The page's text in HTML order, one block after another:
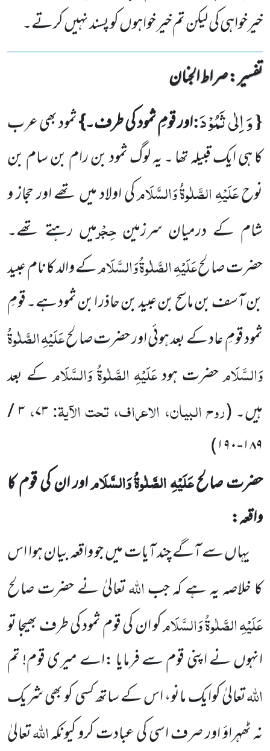
خیرخواہی کی لیکن تم خیر خواہوں کو پسند نہیں کرتے۔
تفسیر : ‎صراط الجنان
{وَ اِلٰى ثَمُوْدَ:اور قومِ ثمود کی طرف۔}ثمود بھی عرب
کا ہی ایک قبیلہ تھا ۔ یہ لوگ ثمود بن رام بن سام بن
نوحعَلَیْہِ الصَّلٰوۃُوَالسَّلَامکی اولاد میں تھے اور حجاز و
شام کے درمیان سرزمین حِجْرمیں رہتے تھے۔
حضرت صالحعَلَیْہِ الصَّلٰوۃُ وَالسَّلَامکے والد کا نام عبید
بن آسف بن ماسح بن عبید بن حاذر ابن ثمود ہے۔ قومِ
ثمود قومِ عاد کے بعد ہوئی اور حضرت صالحعَلَیْہِ الصَّلٰوۃُ
وَالسَّلَامحضرت ہودعَلَیْہِ الصَّلٰوۃُ وَالسَّلَامکے بعد
ہیں۔(روح البیان، الاعراف، تحت الآیۃ:۷۳،۳/
۱۸۹-۱۹۰)
حضرت صالحعَلَیْہِ الصَّلٰوۃُ وَالسَّلَاماور ان کی قوم کا
واقعہ:
یہاں سے آگے چند آیات میں جو واقعہ بیان ہوا اس
کا خلاصہ یہ ہے کہ جباللہتعالیٰ نے حضرت صالح
عَلَیْہِالصَّلٰوۃُ وَالسَّلَامکو ان کی قوم ثمود کی طرف بھیجا تو
انہوں نے اپنی قوم سے فرمایا :اے میری قوم! تم
اللہتعالیٰ کوایک مانو، اسکے ساتھ کسی کو بھی شریک
نہ ٹھہراؤ اور صرف اسی کی عبادت کرو کیونکہاللہتعالیٰ